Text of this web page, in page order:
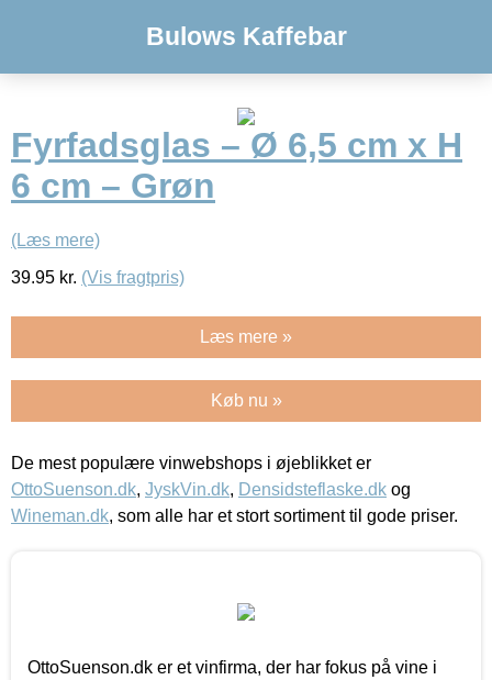
Bulows Kaffebar
Fyrfadsglas – Ø 6,5 cm x H
6 cm – Grøn
(Læs mere)
39.95 kr. (Vis fragtpris)
Læs mere »
Køb nu »
De mest populære vinwebshops i øjeblikket er
OttoSuenson.dk, JyskVin.dk, Densidsteflaske.dk og
Wineman.dk, som alle har et stort sortiment til gode priser.
OttoSuenson.dk er et vinfirma, der har fokus på vine i